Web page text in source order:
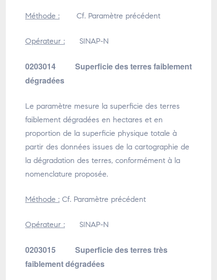
Méthode : Cf. Paramètre précédent
Opérateur : SINAP-N
0203014 Superficie des terres faiblement
dégradées
Le paramètre mesure la superficie des terres
faiblement dégradées en hectares et en
proportion de la superficie physique totale à
partir des données issues de la cartographie de
la dégradation des terres, conformément à la
nomenclature proposée.
Méthode : Cf. Paramètre précédent
Opérateur : SINAP-N
0203015 Superficie des terres très
faiblement dégradées